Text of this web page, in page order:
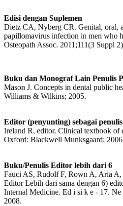
Edisi dengan Suplemen
Dietz CA, Nyberg CR. Genital, oral,
papillomavirus infection in men who
Osteopath Assoc. 2011;111(3 Suppl
Buku dan Monograf Lain Penulis
Mason J. Concepts in dental public
Williams & Wilkins; 2005.
Editor (penyunting) sebagai
Ireland R, editor. Clinical textbook of
Oxford: Blackwell Munksgaard;
Buku/Penulis Editor lebih dari 6
Fauci AS, Rudolf F, Rown A, Aria
Editor Lebih dari sama dengan 6)
Internal Medicine. Ed i si k e - 17.
2008.